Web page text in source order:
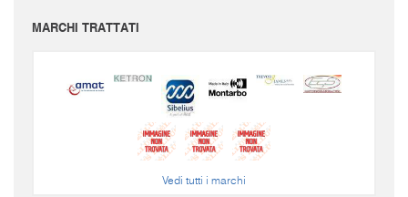
MARCHI TRATTATI
Vedi tutti i marchi